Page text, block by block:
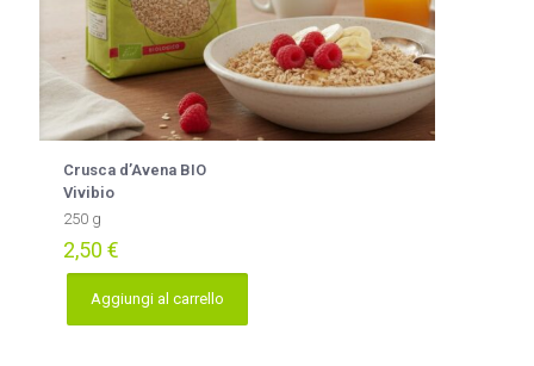
Crusca d’Avena BIO
Vivibio
250 g
2,50 €
Aggiungi al carrello